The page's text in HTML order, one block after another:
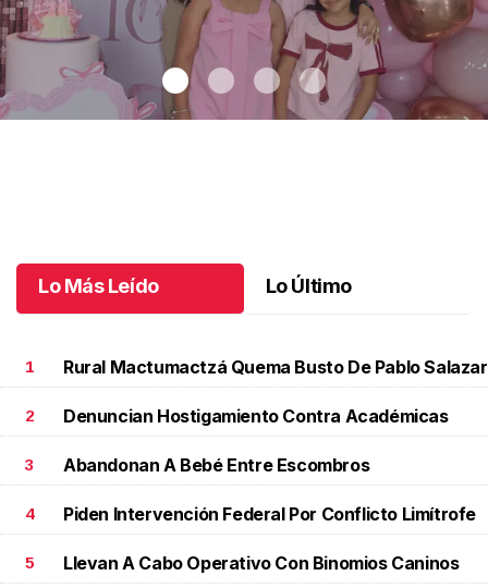
Lo Más Leído Lo Último
1 Rural Mactumactzá Quema Busto De Pablo Salazar
2 Denuncian Hostigamiento Contra Académicas
3 Abandonan A Bebé Entre Escombros
4 Piden Intervención Federal Por Conflicto Limítrofe
5 Llevan A Cabo Operativo Con Binomios Caninos